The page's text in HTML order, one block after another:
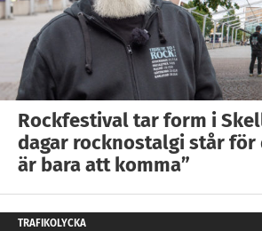
Rockfestival tar form i
dagar rocknostalgi står för
är bara att komma”
TRAFIKOLYCKA